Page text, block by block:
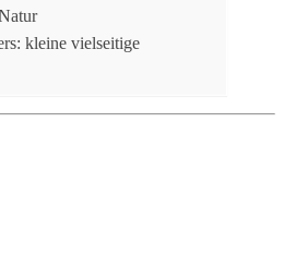
kleine vielseitige